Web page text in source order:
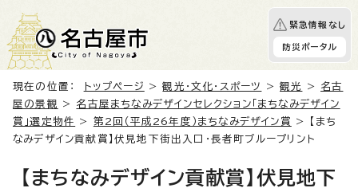
緊急情報なし
防災ポータル
現在の位置： トップページ >観光・文化・スポーツ >観光 > 名古
屋の景観
> 名古屋まちなみデザインセレクション「まちなみデザイン
賞」選定物件
> 第2回（平成26年度）まちなみデザイン賞
> 【まち
なみデザイン貢献賞】伏見地下街出入口・長者町ブループリント
【まちなみデザイン貢献賞】伏見地下